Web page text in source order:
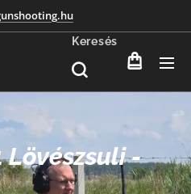
Keresés
Lövészsuli -